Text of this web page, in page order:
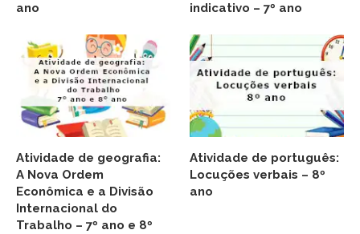
ano
indicativo – 7º ano
Atividade de geografia:
A Nova Ordem
Econômica e a Divisão
Internacional do
Trabalho – 7º ano e 8º
Atividade de português:
Locuções verbais – 8º
ano